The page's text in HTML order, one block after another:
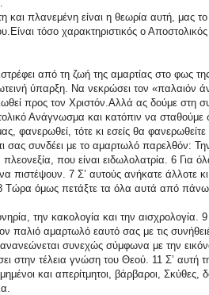
πλανεμένη είναι η θεωρία αυτή, μας το
τόσο χαρακτηριστικός ο
από τη ζωή της αμαρτίας στο φως της
ύπαρξη. Να νεκρώσει τον «παλαιόν
προς τον Χριστόν.Αλλά ας δούμε στη
Ανάγνωσμα και κατόπιν να σταθούμε
φανερωθεί, τότε κι εσείς θα
σας συνδέει με το αμαρτωλό παρελθόν:
πλεονεξία, που είναι ειδωλολατρία. 6
πιστέψουν. 7 Σ’ αυτούς ανήκατε άλλοτε
Τώρα όμως πετάξτε τα όλα αυτά από
την κακολογία και την
παλιό αμαρτωλό εαυτό σας με τις
συνεχώς σύμφωνα με την
στην τέλεια γνώση του Θεού. 11 Σ’ αυτή
και απερίτμητοι, βάρβαροι,